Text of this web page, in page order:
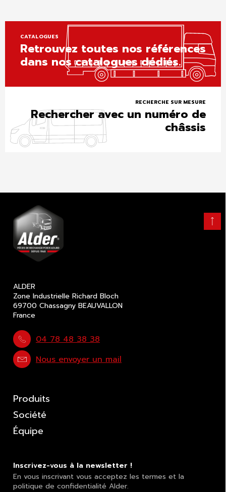
CATALOGUES
Retrouvez toutes nos références
dans nos catalogues dédiés.
RECHERCHE SUR MESURE
Rechercher avec un numéro de
châssis
Retour
haut
ALDER
Zone Industrielle Richard Bloch
69700 Chassagny BEAUVALLON
France
04 78 48 38 38
Nous envoyer un mail
Produits
Société
Équipe
Inscrivez-vous à la newsletter !
En vous inscrivant vous acceptez les termes et la
politique de confidentialité Alder.